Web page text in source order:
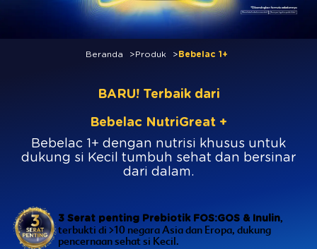
Beranda Produk Bebelac 1+
BARU! Terbaik dari
Bebelac NutriGreat +
Bebelac 1+ dengan nutrisi khusus untuk
dukung si Kecil tumbuh sehat dan bersinar
dari dalam.
3 Serat penting Prebiotik FOS:GOS & Inulin,
terbukti di >10 negara Asia dan Eropa, dukung
pencernaan sehat si Kecil.